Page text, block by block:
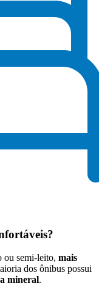
?
ou semi-leito, mais
dos ônibus possui
mineral.